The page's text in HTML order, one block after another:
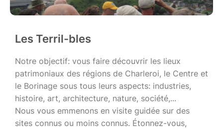
Les Terril-bles
Notre objectif: vous faire découvrir les lieux
patrimoniaux des régions de Charleroi, le Centre et
le Borinage sous tous leurs aspects: industries,
histoire, art, architecture, nature, société,...
Nous vous emmenons en visite guidée sur des
sites connus ou moins connus. Étonnez-vous,